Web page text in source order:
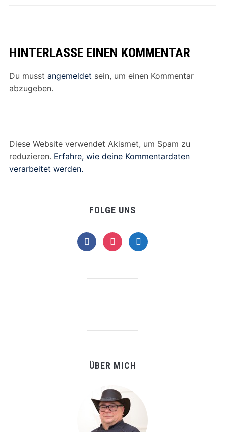
HINTERLASSE EINEN KOMMENTAR
Du musst angemeldet sein, um einen Kommentar
abzugeben.
Diese Website verwendet Akismet, um Spam zu
reduzieren. Erfahre, wie deine Kommentardaten
verarbeitet werden.
FOLGE UNS
facebookinstagramtelegram
ÜBER MICH